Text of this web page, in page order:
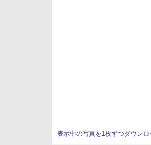
表示中の写真を1枚ずつダウン